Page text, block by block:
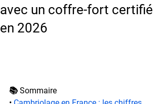
avec un coffre-fort certifié
en 2026
📚 Sommaire